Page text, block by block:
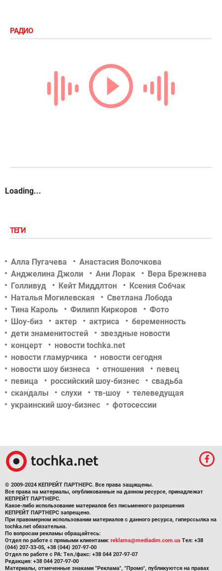
РАДИО
Loading...
ТЕГИ
Алла Пугачева
Анастасия Волочкова
Анджелина Джоли
Ани Лорак
Вера Брежнева
Голливуд
Кейт Миддлтон
Ксения Собчак
Наталья Могилевская
Светлана Лобода
Тина Кароль
Филипп Киркоров
Фото
Шоу-биз
актер актриса
беременность
дети знаменитостей
звездные новости
концерт
новости tochka.net
новости гламурчика
новости сегодня
новости шоу бизнеса
отношения
певец
певица
российский шоу-бизнес
свадьба
скандалы
слухи тв-шоу
телеведущая
украинский шоу-бизнес
фотосессии
© 2009-2024 КЕПРЕЙТ ПАРТНЕРС. Все права защищены.
Все права на материалы, опубликованные на данном ресурсе, принадлежат
КЕПРЕЙТ ПАРТНЕРС.
Какое-либо использование материалов без письменного разрешения
КЕПРЕЙТ ПАРТНЕРС запрещено.
При правомерном использовании материалов с данного ресурса, гиперссылка на
tochka.net обязательна.
По вопросам рекламы обращайтесь:
Отдел по работе с прямыми клиентами: reklama@mediadim.com.ua Тел: +38
(044) 207-33-05, +38 (044) 207-97-00
Отдел по работе с РА: Тел./факс: +38 044 207-97-07
Редакция: +38 044 207-97-00
Материалы, отмеченные знаками "Реклама", "Промо", публикуются на правах